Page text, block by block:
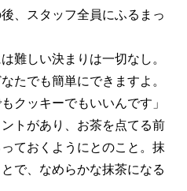
、スタッフ全員にふるまっ
難しい決まりは一切なし。
たでも簡単にできますよ。
クッキーでもいいんです」
トがあり、お茶を点てる前
ておくようにとのこと。抹
で、なめらかな抹茶になる